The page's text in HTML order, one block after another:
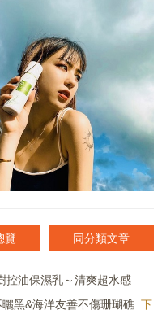
同分類文章
覽
控油保濕乳～清爽超水感
黑&海洋友善不傷珊瑚礁 下